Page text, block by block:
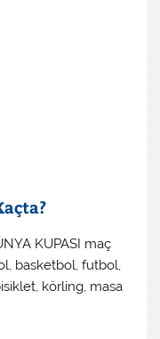
KUPASI maç
basketbol, futbol,
körling, masa